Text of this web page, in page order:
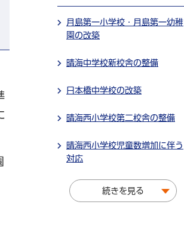
月島第一小学校・月島第一幼稚
園の改築
晴海中学校新校舎の整備
日本橋中学校の改築
晴海西小学校第二校舎の整備
晴海西小学校児童数増加に伴う
対応
続きを見る